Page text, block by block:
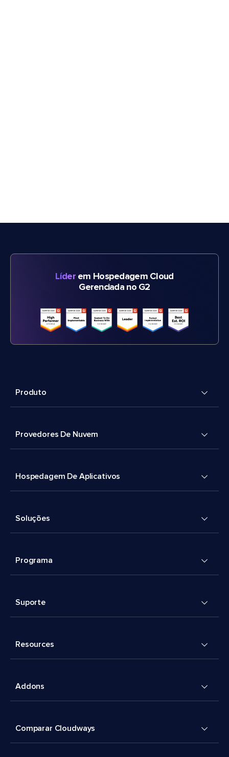
Líderem Hospedagem Cloud
Gerenciada no G2
Produto
Provedores De Nuvem
Hospedagem De Aplicativos
Soluções
Programa
Suporte
Resources
Addons
Comparar Cloudways